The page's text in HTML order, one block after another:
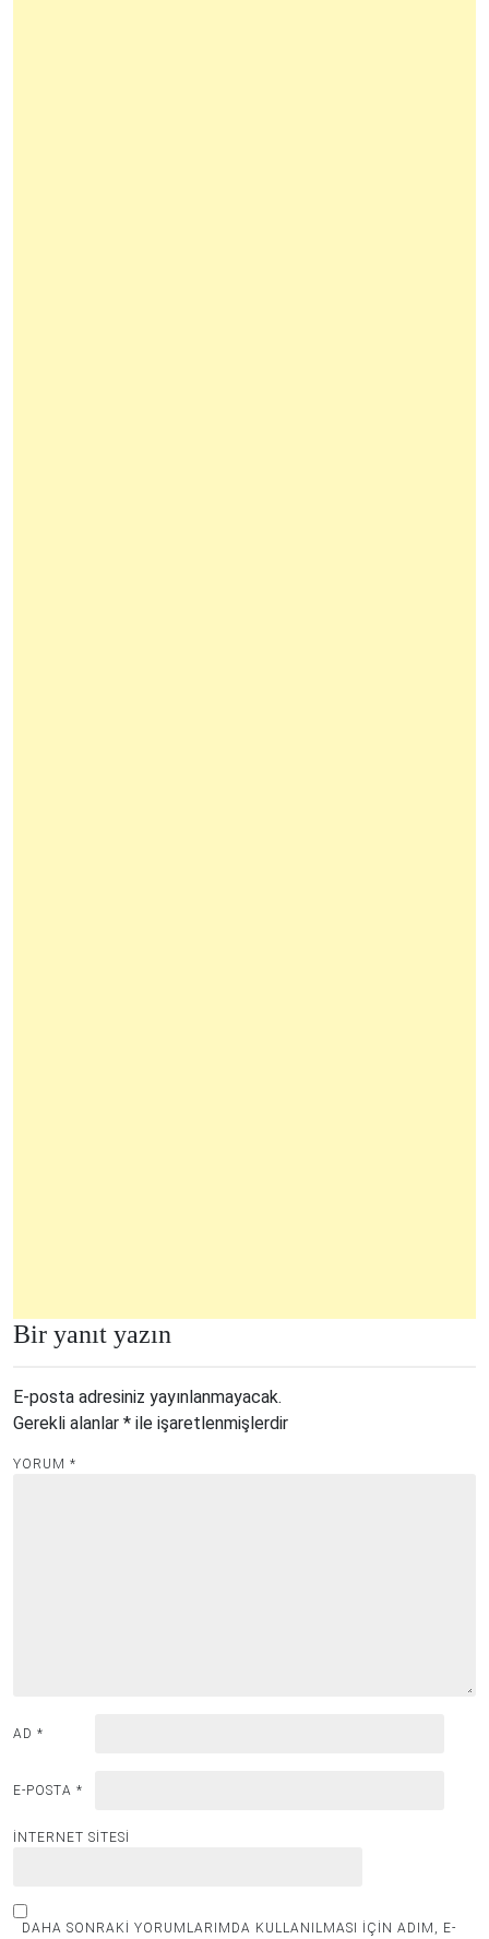
Bir yanıt yazın
E-posta adresiniz yayınlanmayacak.
Gerekli alanlar * ile işaretlenmişlerdir
YORUM *
AD *
E-POSTA *
İNTERNET SITESI
DAHA SONRAKI YORUMLARIMDA KULLANILMASI IÇIN ADIM, E-